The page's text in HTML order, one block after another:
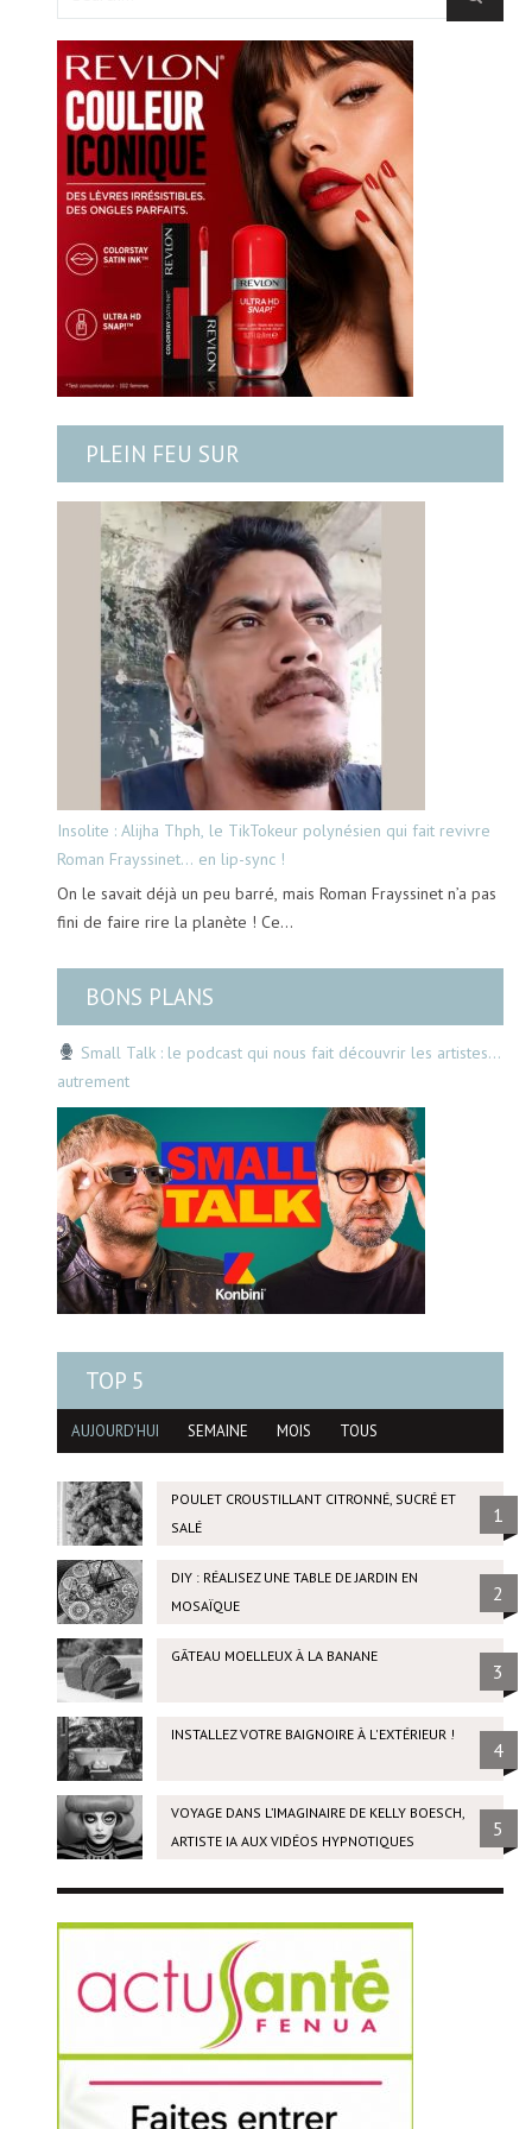
PLEIN FEU SUR
Insolite : Alijha Thph, le TikTokeur polynésien qui fait revivre
Roman Frayssinet… en lip-sync !
On le savait déjà un peu barré, mais Roman Frayssinet n’a pas
fini de faire rire la planète ! Ce…
BONS PLANS
Small Talk : le podcast qui nous fait découvrir les artistes…
autrement
TOP 5
AUJOURD'HUI SEMAINE MOIS TOUS
POULET CROUSTILLANT CITRONNÉ, SUCRÉ ET
SALÉ
1
DIY : RÉALISEZ UNE TABLE DE JARDIN EN
MOSAÏQUE
2
GÂTEAU MOELLEUX À LA BANANE
3
INSTALLEZ VOTRE BAIGNOIRE À L'EXTÉRIEUR !
4
VOYAGE DANS L’IMAGINAIRE DE KELLY BOESCH,
ARTISTE IA AUX VIDÉOS HYPNOTIQUES
5